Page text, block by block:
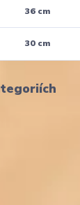
36 cm
30 cm